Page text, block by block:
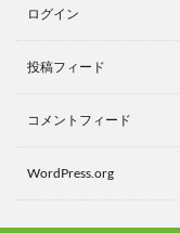
ログイン
投稿フィード
コメントフィード
WordPress.org